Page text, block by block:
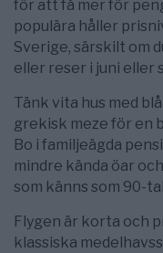
för att få mer för
populära håller
Sverige, särskilt om
eller reser i juni eller
Tänk vita hus med
grekisk meze för en
Bo i familjeägda
mindre kända öar
som känns som 90-
Flygen är korta och
klassiska